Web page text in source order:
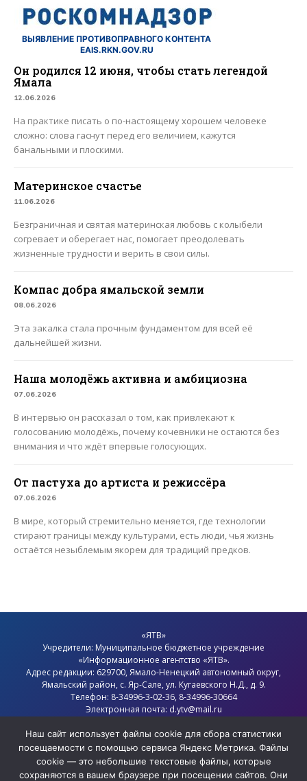
ВЫЯВЛЕНИЕ ПРОТИВОПРАВНОГО КОНТЕНТА
EAIS.RKN.GOV.RU
Он родился 12 июня, чтобы стать легендой
Ямала
12.06.2026
На практике писать о по-настоящему хорошем человеке
сложно: слова гаснут перед его величием, кажутся
банальными и плоскими.
Материнское счастье
11.06.2026
Безграничная и святая материнская любовь с колыбели
согревает и оберегает нас, помогает преодолевать
жизненные трудности и верить в свои силы.
Компас добра ямальской земли
08.06.2026
Эта закалка стала прочным фундаментом для всей её
дальнейшей жизни.
Наша молодёжь активна и амбициозна
07.06.2026
В интервью он рассказал о том, как привлекают к
голосованию молодёжь, почему кочевники не остаются без
внимания и что ждёт впервые голосующих.
От пастуха до артиста и режиссёра
07.06.2026
В мире, который стремительно меняется, где технологии
стирают границы между культурами, есть люди, чья жизнь
остаётся незыблемым якорем для традиций предков.
«ЯТВ»
Учредители: Муниципальное бюджетное учреждение
«Информационное агентство «ЯТВ».
Адрес редакции: 629700, Ямало-Ненецкий автономный округ,
Ямальский район, с. Яр-Сале, ул. Кугаевского Н.Д., д. 9.
Телефон: 8-34996-3-02-36, 8-34996-30664
Электронная почта: d.ytv@mail.ru
Политика конфиденциальности
Наш сайт использует файлы cookie для сбора статистики
посещаемости с помощью сервиса Яндекс Метрика. Файлы
cookie — это небольшие текстовые файлы, которые
сохраняются в вашем браузере при посещении сайтов. Они